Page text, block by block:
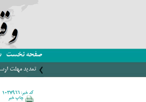
صفحه نخست
تمدید مهلت
کد خبر: 1037966
چاپ خبر